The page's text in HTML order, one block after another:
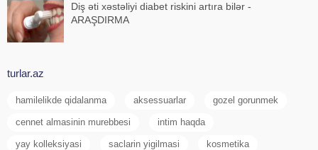
Diş əti xəstəliyi diabet riskini artıra bilər -
ARAŞDIRMA
turlar.az
hamilelikde qidalanma aksessuarlar gozel gorunmek
cennet almasinin murebbesi intim haqda
yay kolleksiyasi saclarin yigilmasi kosmetika